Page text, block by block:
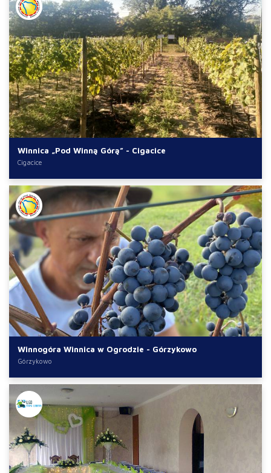
Winnica „Pod Winną Górą” - Cigacice
Cigacice
Winnogóra Winnica w Ogrodzie - Górzykowo
Górzykowo